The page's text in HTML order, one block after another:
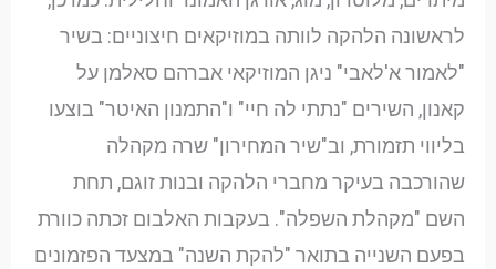
לראשונה הלהקה לוותה במוזיקאים חיצוניים: בשיר
"לאמור א'לאבי" ניגן המוזיקאי אברהם סאלמן על
קאנון, השירים "נתתי לה חיי" ו"התמנון האיטר" בוצעו
בליווי תזמורת, וב"שיר המחירון" שרה מקהלה
שהורכבה בעיקר מחברי הלהקה ובנות זוגם, תחת
השם "מקהלת השפלה". בעקבות האלבום זכתה כוורת
בפעם השנייה בתואר "להקת השנה" במצעד הפזמונים